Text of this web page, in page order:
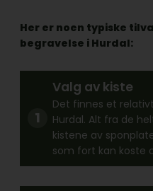
Her er noen typiske
begravelse i Hurdal:
Valg av kiste
Det finnes et
Hurdal. Alt fra de
kistene av
som fort kan koste